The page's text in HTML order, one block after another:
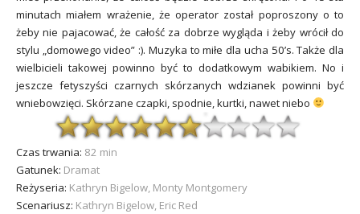
minutach miałem wrażenie, że operator został poproszony o to
żeby nie pajacować, że całość za dobrze wygląda i żeby wrócił do
stylu „domowego video” :). Muzyka to miłe dla ucha 50’s. Także dla
wielbicieli takowej powinno być to dodatkowym wabikiem. No i
jeszcze fetyszyści czarnych skórzanych wdzianek powinni być
wniebowzięci. Skórzane czapki, spodnie, kurtki, nawet niebo
Czas trwania: 82 min
Gatunek: Dramat
Reżyseria: Kathryn Bigelow, Monty Montgomery
Scenariusz: Kathryn Bigelow, Eric Red